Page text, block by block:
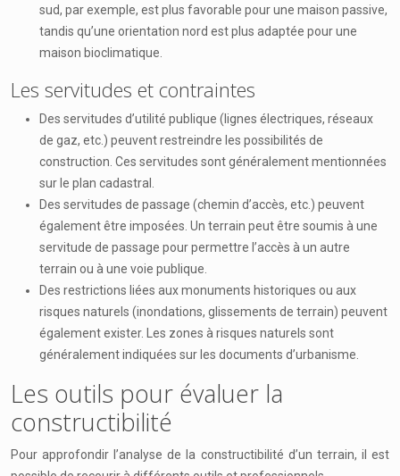
sud, par exemple, est plus favorable pour une maison passive,
tandis qu’une orientation nord est plus adaptée pour une
maison bioclimatique.
Les servitudes et contraintes
Des servitudes d’utilité publique (lignes électriques, réseaux
de gaz, etc.) peuvent restreindre les possibilités de
construction. Ces servitudes sont généralement mentionnées
sur le plan cadastral.
Des servitudes de passage (chemin d’accès, etc.) peuvent
également être imposées. Un terrain peut être soumis à une
servitude de passage pour permettre l’accès à un autre
terrain ou à une voie publique.
Des restrictions liées aux monuments historiques ou aux
risques naturels (inondations, glissements de terrain) peuvent
également exister. Les zones à risques naturels sont
généralement indiquées sur les documents d’urbanisme.
Les outils pour évaluer la
constructibilité
Pour approfondir l’analyse de la constructibilité d’un terrain, il est